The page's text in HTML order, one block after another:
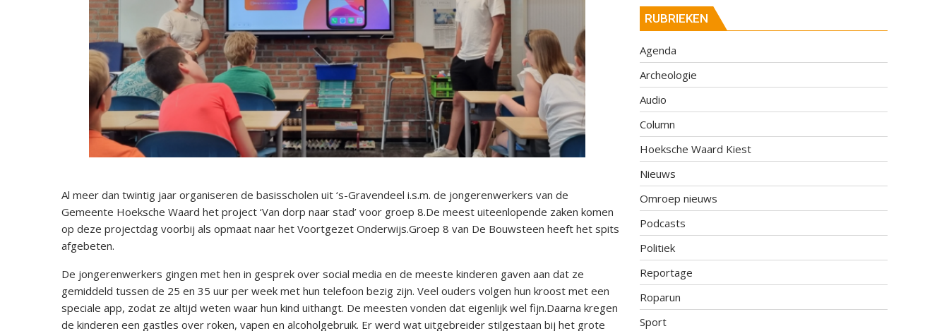
Al meer dan twintig jaar organiseren de basisscholen uit ‘s-Gravendeel i.s.m. de jongerenwerkers van de
Gemeente Hoeksche Waard het project ‘Van dorp naar stad’ voor groep 8.De meest uiteenlopende zaken komen
op deze projectdag voorbij als opmaat naar het Voortgezet Onderwijs.Groep 8 van De Bouwsteen heeft het spits
afgebeten.
De jongerenwerkers gingen met hen in gesprek over social media en de meeste kinderen gaven aan dat ze
gemiddeld tussen de 25 en 35 uur per week met hun telefoon bezig zijn. Veel ouders volgen hun kroost met een
speciale app, zodat ze altijd weten waar hun kind uithangt. De meesten vonden dat eigenlijk wel fijn.Daarna kregen
de kinderen een gastles over roken, vapen en alcoholgebruik. Er werd wat uitgebreider stilgestaan bij het grote
RUBRIEKEN
Agenda
Archeologie
Audio
Column
Hoeksche Waard Kiest
Nieuws
Omroep nieuws
Podcasts
Politiek
Reportage
Roparun
Sport